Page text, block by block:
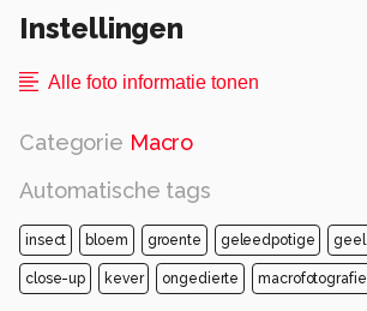
Instellingen
Alle foto informatie tonen
Categorie Macro
Automatische tags
insect bloem groente geleedpotige geel
close-up kever ongedierte macrofotografie